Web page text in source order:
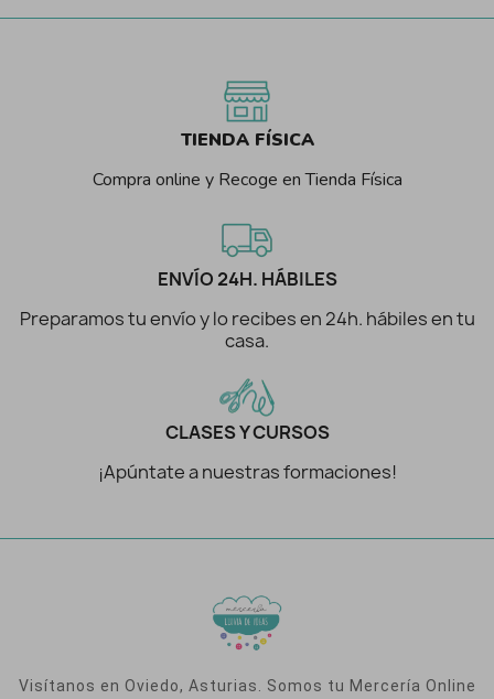
TIENDA FÍSICA
Compra online y Recoge en Tienda Física
ENVÍO 24H. HÁBILES
Preparamos tu envío y lo recibes en 24h. hábiles en tu
casa.
CLASES Y CURSOS
¡Apúntate a nuestras formaciones!
Visítanos en Oviedo, Asturias. Somos tu Mercería Online